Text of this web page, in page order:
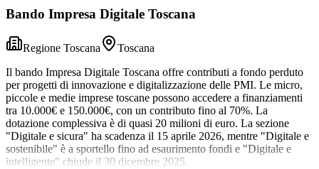
Bando Impresa Digitale Toscana
Regione Toscana
Toscana
Il bando Impresa Digitale Toscana offre contributi a fondo perduto
per progetti di innovazione e digitalizzazione delle PMI. Le micro,
piccole e medie imprese toscane possono accedere a finanziamenti
tra 10.000€ e 150.000€, con un contributo fino al 70%. La
dotazione complessiva è di quasi 20 milioni di euro. La sezione
"Digitale e sicura" ha scadenza il 15 aprile 2026, mentre "Digitale e
sostenibile" è a sportello fino ad esaurimento fondi e "Digitale e
intelligente" chiude il 30 dicembre 2025.